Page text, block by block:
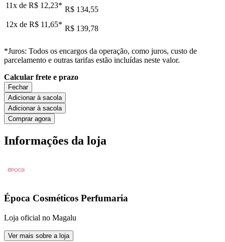
11x de R$ 12,23* R$ 134,55
12x de R$ 11,65* R$ 139,78
*Juros: Todos os encargos da operação, como juros, custo de
parcelamento e outras tarifas estão incluídas neste valor.
Calcular frete e prazo
Fechar
Adicionar à sacola
Adicionar à sacola
Comprar agora
Informações da loja
Época Cosméticos Perfumaria
Loja oficial no Magalu
Ver mais sobre a loja